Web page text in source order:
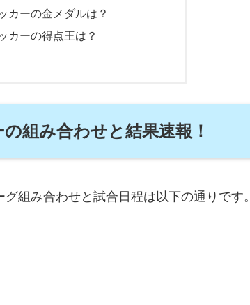
カーの金メダルは？
カーの得点王は？
組み合わせと結果速報！
組み合わせと試合日程は以下の通りです。